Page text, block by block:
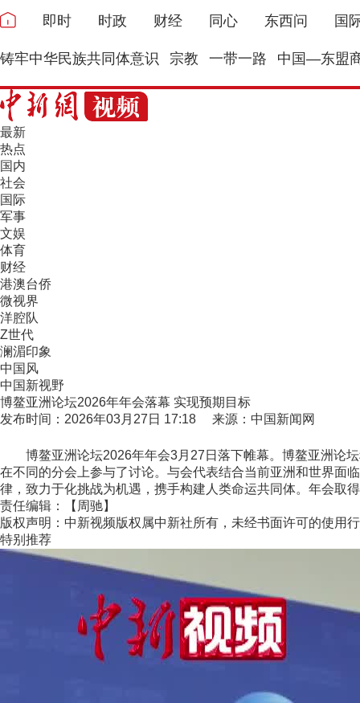
即时 时政 财经 同心 东西问 国
铸牢中华民族共同体意识 宗教 一带一路 中国—东盟
最新
热点
国内
社会
国际
军事
文娱
体育
财经
港澳台侨
微视界
洋腔队
Z世代
澜湄印象
中国风
中国新视野
博鳌亚洲论坛2026年年会落幕 实现预期目标
发布时间：2026年03月27日 17:18 来源：中国新闻网
博鳌亚洲论坛2026年年会3月27日落下帷幕。博鳌亚洲论坛
在不同的分会上参与了讨论。与会代表结合当前亚洲和世界面
律，致力于化挑战为机遇，携手构建人类命运共同体。年会取
责任编辑：【周驰】
版权声明：中新视频版权属中新社所有，未经书面许可的使用
特别推荐